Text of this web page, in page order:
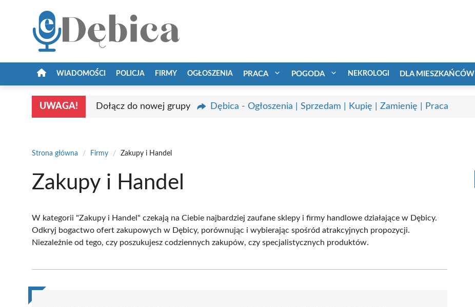
WIADOMOŚCI POLICJA FIRMY OGŁOSZENIA PRACA POGODA NEKROLOGI DLA MIESZKAŃCÓW
UWAGA! Dołącz do nowej grupy Dębica - Ogłoszenia | Sprzedam | Kupię | Zamienię | Praca
Strona główna / Firmy / Zakupy i Handel
Zakupy i Handel
W kategorii "Zakupy i Handel" czekają na Ciebie najbardziej zaufane sklepy i firmy handlowe działające w Dębicy.
Odkryj bogactwo ofert zakupowych w Dębicy, porównując i wybierając spośród atrakcyjnych propozycji.
Niezależnie od tego, czy poszukujesz codziennych zakupów, czy specjalistycznych produktów.